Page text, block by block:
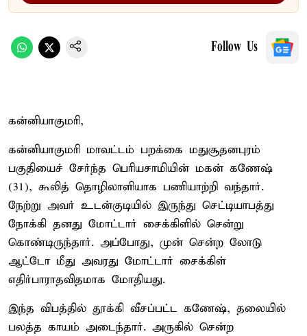
Follow Us
கன்னியாகுமரி,
கன்னியாகுமரி மாவட்டம் பறக்கை மதுசூதனபுரம்
பகுதியைச் சேர்ந்த பெரியசாமியின் மகன் கணேஷ்
(31), கூலித் தொழிலாளியாக பணியாற்றி வந்தார்.
நேற்று அவர் உடன்குடியில் இருந்து செட்டியாபத்து
நோக்கி தனது மோட்டார் சைக்கிளில் சென்று
கொண்டிருந்தார். அப்போது, முன் சென்ற லோடு
ஆட்டோ மீது அவரது மோட்டார் சைக்கிள்
எதிர்பாராதவிதமாக மோதியது.
இந்த விபத்தில் தூக்கி வீசப்பட்ட கணேஷ், தலையில்
பலத்த காயம் அடைந்தார். அருகில் சென்ற